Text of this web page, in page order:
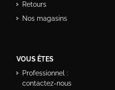
Retours
Nos magasins
VOUS ÊTES
Professionnel :
contactez-nous